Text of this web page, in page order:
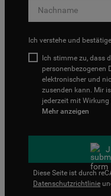
Ich verstehe und
Ich stimme zu, dass
personenbezogenen
elektronischer und
zusenden kann. Mir
jederzeit mit
Mehr anzeigen
Diese Seite ist durch
Datenschutzrichtlinie